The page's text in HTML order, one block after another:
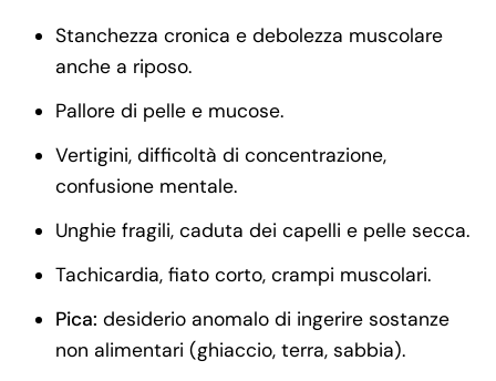
Stanchezza cronica e debolezza muscolare
anche a riposo.
Pallore di pelle e mucose.
Vertigini, difficoltà di concentrazione,
confusione mentale.
Unghie fragili, caduta dei capelli e pelle secca.
Tachicardia, fiato corto, crampi muscolari.
Pica: desiderio anomalo di ingerire sostanze
non alimentari (ghiaccio, terra, sabbia).